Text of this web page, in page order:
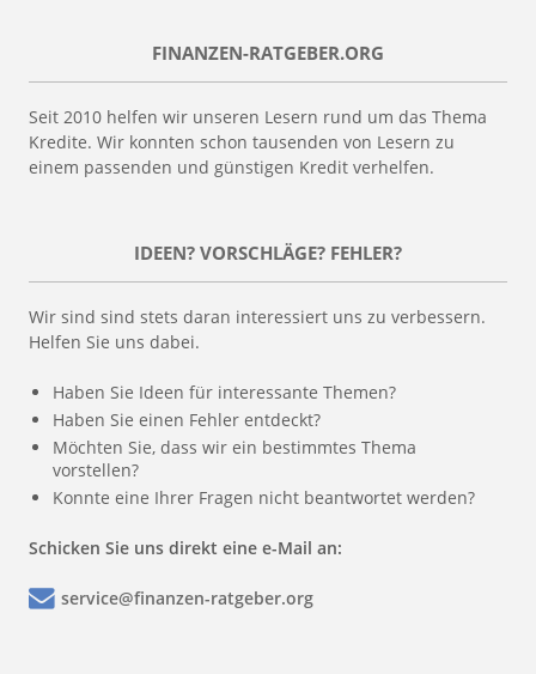
FINANZEN-RATGEBER.ORG
Seit 2010 helfen wir unseren Lesern rund um das Thema
Kredite. Wir konnten schon tausenden von Lesern zu
einem passenden und günstigen Kredit verhelfen.
IDEEN? VORSCHLÄGE? FEHLER?
Wir sind sind stets daran interessiert uns zu verbessern.
Helfen Sie uns dabei.
Haben Sie Ideen für interessante Themen?
Haben Sie einen Fehler entdeckt?
Möchten Sie, dass wir ein bestimmtes Thema
vorstellen?
Konnte eine Ihrer Fragen nicht beantwortet werden?
Schicken Sie uns direkt eine e-Mail an:
service@finanzen-ratgeber.org